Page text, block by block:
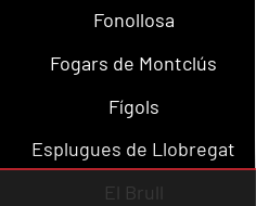
Fonollosa
Fogars de Montclús
Fígols
Esplugues de Llobregat
El Brull